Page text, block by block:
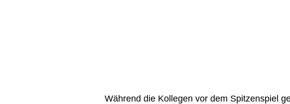
Während die Kollegen vor dem Spitzenspiel